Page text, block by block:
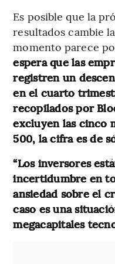
Es posible que la
resultados cambie
momento parece
espera que las
registren un
en el cuarto
recopilados por
excluyen las cinco
500, la cifra es de
“Los inversores
incertidumbre en
ansiedad sobre el
caso es una
megacapitales